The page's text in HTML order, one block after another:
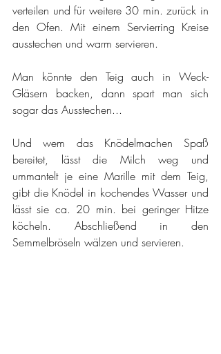
verteilen und für weitere 30 min. zurück in
den Ofen. Mit einem Servierring Kreise
ausstechen und warm servieren.
Man könnte den Teig auch in Weck-
Gläsern backen, dann spart man sich
sogar das Ausstechen...
Und wem das Knödelmachen Spaß
bereitet, lässt die Milch weg und
ummantelt je eine Marille mit dem Teig,
gibt die Knödel in kochendes Wasser und
lässt sie ca. 20 min. bei geringer Hitze
köcheln. Abschließend in den
Semmelbröseln wälzen und servieren.